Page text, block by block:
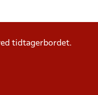
tidtagerbordet.